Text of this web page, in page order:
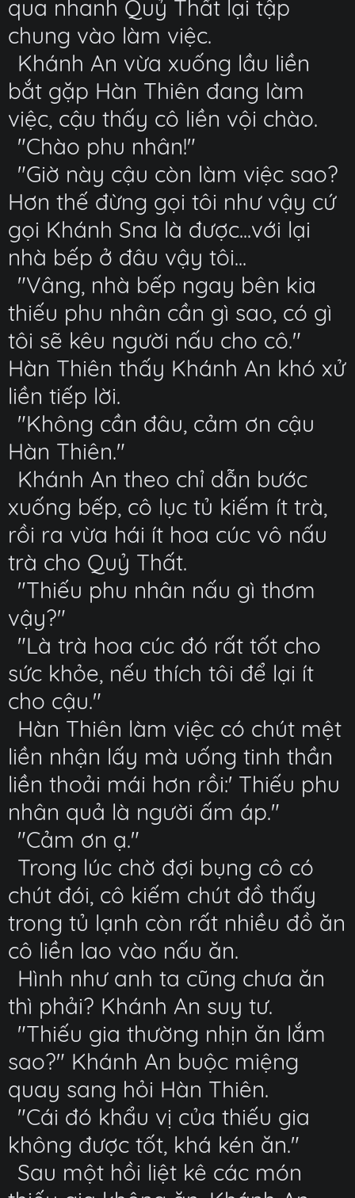
qua nhanh Quỷ Thất lại tập
chung vào làm việc.
Khánh An vừa xuống lầu liền
bắt gặp Hàn Thiên đang làm
việc, cậu thấy cô liền vội chào.
"Chào phu nhân!"
"Giờ này cậu còn làm việc sao?
Hơn thế đừng gọi tôi như vậy cứ
gọi Khánh Sna là được...với lại
nhà bếp ở đâu vậy tôi...
"Vâng, nhà bếp ngay bên kia
thiếu phu nhân cần gì sao, có gì
tôi sẽ kêu người nấu cho cô."
Hàn Thiên thấy Khánh An khó xử
liền tiếp lời.
"Không cần đâu, cảm ơn cậu
Hàn Thiên."
Khánh An theo chỉ dẫn bước
xuống bếp, cô lục tủ kiếm ít trà,
rồi ra vừa hái ít hoa cúc vô nấu
trà cho Quỷ Thất.
"Thiếu phu nhân nấu gì thơm
vậy?"
"Là trà hoa cúc đó rất tốt cho
sức khỏe, nếu thích tôi để lại ít
cho cậu."
Hàn Thiên làm việc có chút mệt
liền nhận lấy mà uống tinh thần
liền thoải mái hơn rồi:' Thiếu phu
nhân quả là người ấm áp."
"Cảm ơn ạ."
Trong lúc chờ đợi bụng cô có
chút đói, cô kiếm chút đồ thấy
trong tủ lạnh còn rất nhiều đồ ăn
cô liền lao vào nấu ăn.
Hình như anh ta cũng chưa ăn
thì phải? Khánh An suy tư.
"Thiếu gia thường nhịn ăn lắm
sao?" Khánh An buộc miệng
quay sang hỏi Hàn Thiên.
"Cái đó khẩu vị của thiếu gia
không được tốt, khá kén ăn."
Sau một hồi liệt kê các món